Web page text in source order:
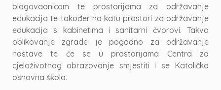
blagovaonicom te prostorijama za održavanje
edukacija te također na katu prostori za održavanje
edukacija s kabinetima i sanitarni čvorovi. Takvo
oblikovanje zgrade je pogodno za održavanje
nastave te će se u prostorijama Centra za
cjeloživotnog obrazovanje smjestiti i se Katolička
osnovna škola.